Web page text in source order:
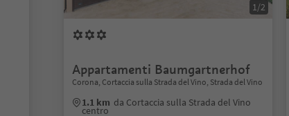
1/2
Appartamenti Baumgartnerhof
Corona, Cortaccia sulla Strada del Vino, Strada del Vino
1.1 km da Cortaccia sulla Strada del Vino
centro